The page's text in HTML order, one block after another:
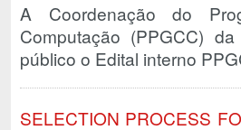
A Coordenação do
Computação (PPGCC)
público o Edital interno
SELECTION PROCESS